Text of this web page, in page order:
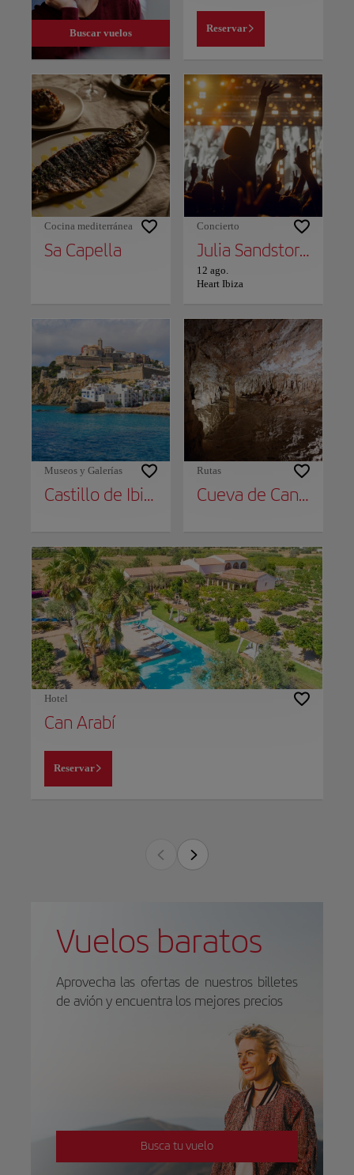
Buscar vuelos Reservar
Cocina mediterránea
Sa Capella
Concierto
Julia Sandstorm
12 ago.
Heart Ibiza
Museos y Galerías
Castillo de Ibiza
Rutas
Cueva de Can Marçà
Hotel
Can Arabí
Reservar
Vuelos baratos
Aprovecha las ofertas de nuestros billetes
de avión y encuentra los mejores precios
Busca tu vuelo